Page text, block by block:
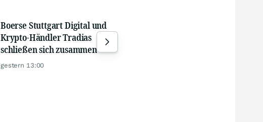
Boerse Stuttgart Digital und
Krypto-Händler Tradias
schließen sich zusammen
gestern 13:00